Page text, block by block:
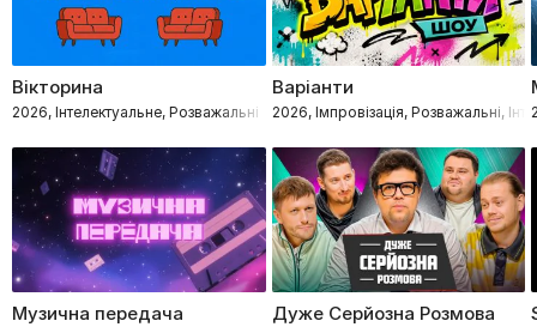
Вікторина
2026, Інтелектуальне, Розважальні
Варіанти
2026, Імпровізація, Розважальні,
Музична передача Дуже Серйозна Розмова